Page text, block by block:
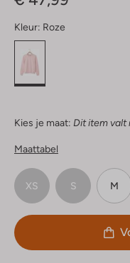
Kleur: Roze
Kies je maat: Dit item valt
Maattabel
XS S M